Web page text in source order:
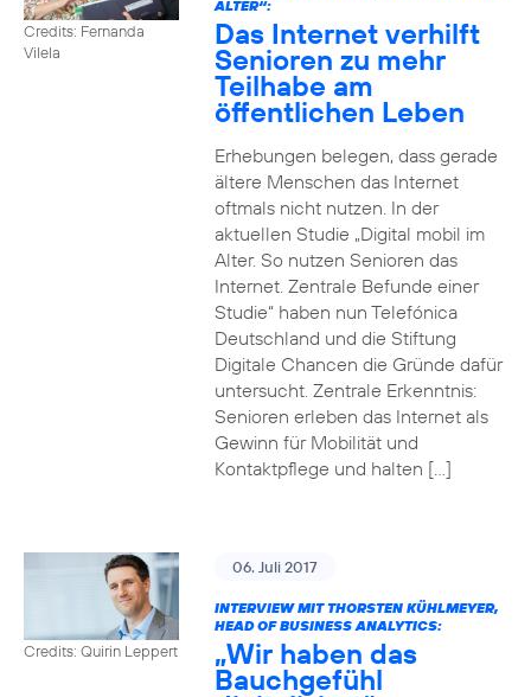
Credits: Fernanda
Vilela
ALTER“:
Das Internet verhilft
Senioren zu mehr
Teilhabe am
öffentlichen Leben
Erhebungen belegen, dass gerade
ältere Menschen das Internet
oftmals nicht nutzen. In der
aktuellen Studie „Digital mobil im
Alter. So nutzen Senioren das
Internet. Zentrale Befunde einer
Studie“ haben nun Telefónica
Deutschland und die Stiftung
Digitale Chancen die Gründe dafür
untersucht. Zentrale Erkenntnis:
Senioren erleben das Internet als
Gewinn für Mobilität und
Kontaktpflege und halten […]
Credits: Quirin Leppert
06. Juli 2017
INTERVIEW MIT THORSTEN KÜHLMEYER,
HEAD OF BUSINESS ANALYTICS:
„Wir haben das
Bauchgefühl